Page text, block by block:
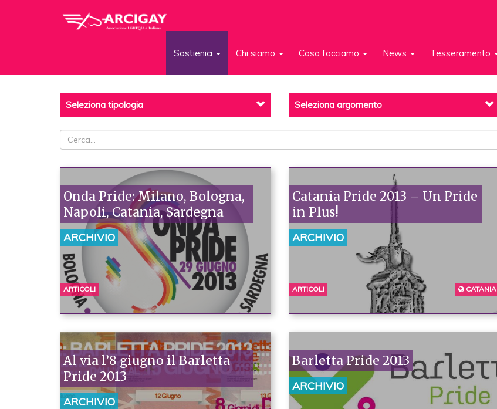
Sostienici Chi siamo Cosa facciamo News Tesseramento
Seleziona tipologia Seleziona argomento
Onda Pride: Milano, Bologna,
Napoli, Catania, Sardegna
ARCHIVIO
ARTICOLI
Catania Pride 2013 – Un Pride
in Plus!
ARCHIVIO
ARTICOLI CATANIA
Al via l’8 giugno il Barletta
Pride 2013
ARCHIVIO
Barletta Pride 2013
ARCHIVIO